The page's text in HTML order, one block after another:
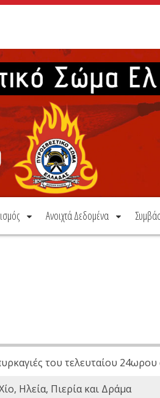
Ανοιχτά Δεδομένα
του τελευταίου
Ηλεία, Πιερία και Δράμα